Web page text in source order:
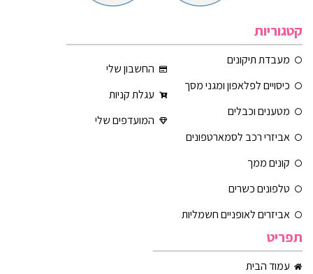
קטגוריות
מעבדת תיקונים
כיסויים לפלאפון ומגני מסך
מטענים וכבלים
אביזרי רכב לסמארטפונים
קונים ממך
טלפונים כשרים
אביזרים לאופניים חשמליות
החשבון שלי
עגלת קניות
המועדפים שלי
תפריט
עמוד הבית